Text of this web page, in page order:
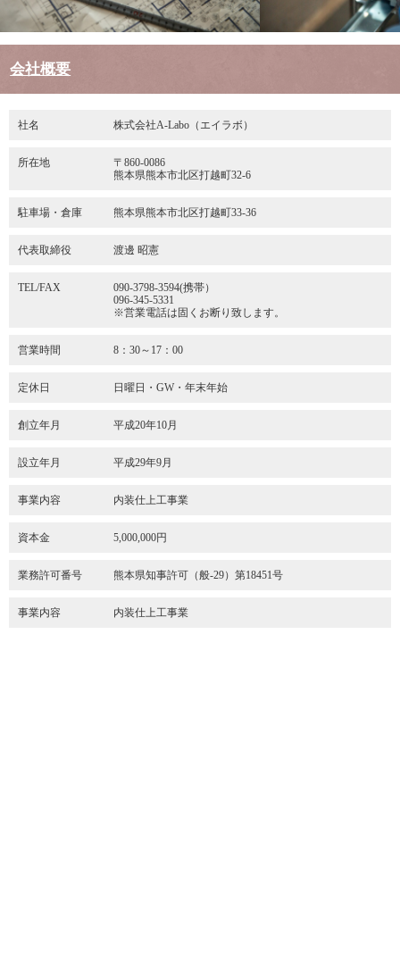
会社概要
社名 株式会社A-Labo（エイラボ）
所在地
〒860-0086
熊本県熊本市北区打越町32-6
駐車場・倉庫 熊本県熊本市北区打越町33-36
代表取締役 渡邊 昭憲
TEL/FAX
090-3798-3594(携帯）
096-345-5331
※営業電話は固くお断り致します。
営業時間 8：30～17：00
定休日 日曜日・GW・年末年始
創立年月 平成20年10月
設立年月 平成29年9月
事業内容 内装仕上工事業
資本金 5,000,000円
業務許可番号 熊本県知事許可（般-29）第18451号
事業内容 内装仕上工事業